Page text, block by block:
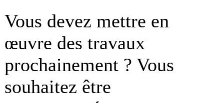
Vous devez mettre en
œuvre des travaux
prochainement ? Vous
souhaitez être